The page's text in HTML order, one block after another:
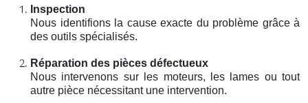
Inspection
Nous identifions la cause exacte du problème grâce à
des outils spécialisés.
Réparation des pièces défectueux
Nous intervenons sur les moteurs, les lames ou tout
autre pièce nécessitant une intervention.